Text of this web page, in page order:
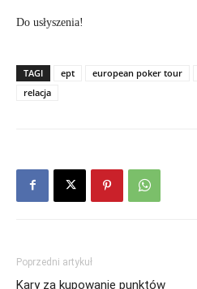
Do usłyszenia!
TAGI ept european poker tour
relacja
Poprzedni artykuł
Kary za kupowanie punktów